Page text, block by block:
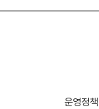
운영정책